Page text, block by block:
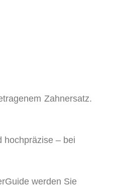
Zahnersatz.
hochpräzise – bei
werden Sie